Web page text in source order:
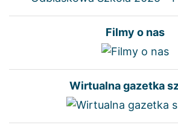
Filmy o nas
Wirtualna gazetka